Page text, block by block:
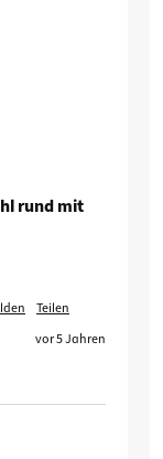
rund mit
Teilen
vor 5 Jahren